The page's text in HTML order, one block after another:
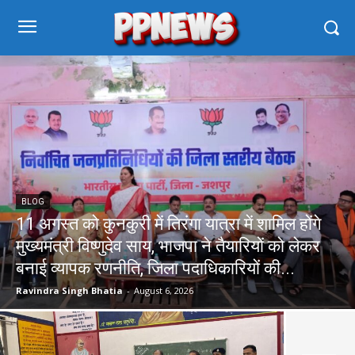
BLOG
11 अगस्त को कुनकुरी में तिरंगा यात्रा में शामिल होंगे
मुख्यमंत्री विष्णुदेव साय, भाजपा ने तैयारियों को लेकर
बनाई व्यापक रणनीति, जिला पदाधिकारियों की...
Ravindra Singh Bhatia - August 6, 2026